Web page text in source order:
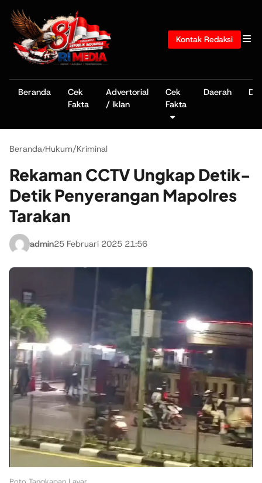
Kontak Redaksi
Beranda
Cek
Fakta
Advertorial
/ Iklan
Cek
Fakta
Daerah
Beranda/Hukum/Kriminal
Rekaman CCTV Ungkap Detik-
Detik Penyerangan Mapolres
Tarakan
admin25 Februari 2025 21:56